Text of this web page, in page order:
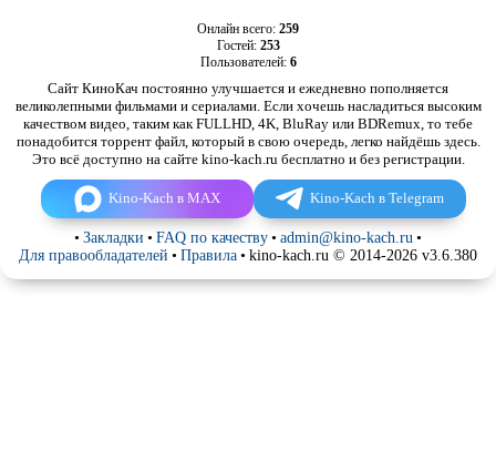
Онлайн всего: 259
Гостей: 253
Пользователей: 6
Сайт КиноКач постоянно улучшается и ежедневно пополняется
великолепными фильмами и сериалами. Если хочешь насладиться высоким
качеством видео, таким как FULLHD, 4K, BluRay или BDRemux, то тебе
понадобится торрент файл, который в свою очередь, легко найдёшь здесь.
Это всё доступно на сайте kino-kach.ru бесплатно и без регистрации.
Kino-Kach в MAX Kino-Kach в Telegram
• Закладки • FAQ по качеству • admin@kino-kach.ru •
Для правообладателей • Правила • kino-kach.ru © 2014-2026 v3.6.380